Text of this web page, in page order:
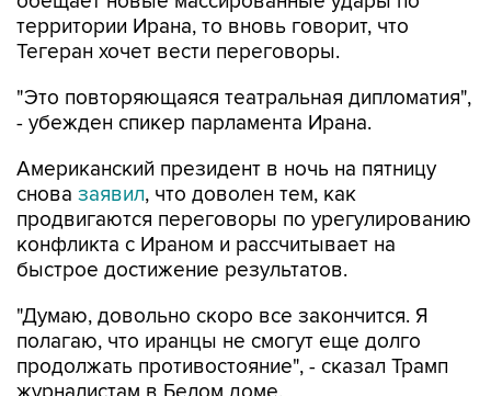
территории Ирана, то вновь говорит, что
Тегеран хочет вести переговоры.
"Это повторяющаяся театральная дипломатия",
- убежден спикер парламента Ирана.
Американский президент в ночь на пятницу
снова заявил, что доволен тем, как
продвигаются переговоры по урегулированию
конфликта с Ираном и рассчитывает на
быстрое достижение результатов.
"Думаю, довольно скоро все закончится. Я
полагаю, что иранцы не смогут еще долго
продолжать противостояние", - сказал Трамп